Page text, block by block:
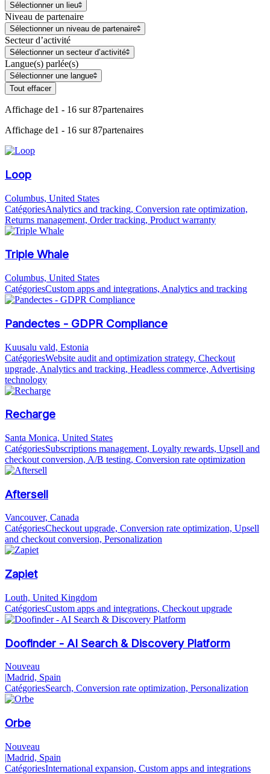
Sélectionner un lieu
Niveau de partenaire
Sélectionner un niveau de partenaire
Secteur d’activité
Sélectionner un secteur d’activité
Langue(s) parlée(s)
Sélectionner une langue
Tout effacer
Affichage de1 - 16 sur 87partenaires
Affichage de1 - 16 sur 87partenaires
Loop
Columbus, United States
CatégoriesAnalytics and tracking, Conversion rate optimization,
Returns management, Order tracking, Product warranty
Triple Whale
Columbus, United States
CatégoriesCustom apps and integrations, Analytics and tracking
Pandectes - GDPR Compliance
Kuusalu vald, Estonia
CatégoriesWebsite audit and optimization strategy, Checkout
upgrade, Analytics and tracking, Headless commerce, Advertising
technology
Recharge
Santa Monica, United States
CatégoriesSubscriptions management, Loyalty rewards, Upsell and
checkout conversion, A/B testing, Conversion rate optimization
Aftersell
Vancouver, Canada
CatégoriesCheckout upgrade, Conversion rate optimization, Upsell
and checkout conversion, Personalization
Zapiet
Louth, United Kingdom
CatégoriesCustom apps and integrations, Checkout upgrade
Doofinder - AI Search & Discovery Platform
Nouveau
|Madrid, Spain
CatégoriesSearch, Conversion rate optimization, Personalization
Orbe
Nouveau
|Madrid, Spain
CatégoriesInternational expansion, Custom apps and integrations